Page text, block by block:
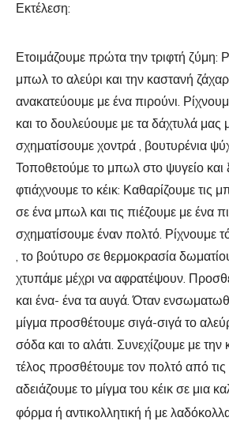
Εκτέλεση:
Ετοιμάζουμε πρώτα την τριφτή ζύμη:
μπωλ το αλεύρι και την καστανή
ανακατεύουμε με ένα πιρούνι.
και το δουλεύουμε με τα δάχτυλά μας
σχηματίσουμε χοντρά , βουτυρένια
Τοποθετούμε το μπωλ στο ψυγείο και
φτιάχνουμε το κέικ: Καθαρίζουμε τις
σε ένα μπωλ και τις πιέζουμε με ένα
σχηματίσουμε έναν πολτό. Ρίχνουμε
, το βούτυρο σε θερμοκρασία
χτυπάμε μέχρι να αφρατέψουν.
και ένα- ένα τα αυγά. Όταν
μίγμα προσθέτουμε σιγά-σιγά το
σόδα και το αλάτι. Συνεχίζουμε με την
τέλος προσθέτουμε τον πολτό από
αδειάζουμε το μίγμα του κέικ σε μια
φόρμα ή αντικολλητική ή με